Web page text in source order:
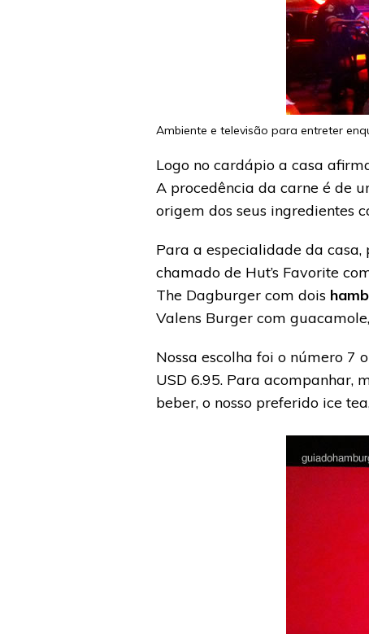
Ambiente e televisão para entreter
Logo no cardápio a casa
A procedência da carne é de
origem dos seus ingredientes
Para a especialidade da casa,
chamado de Hut’s Favorite
The Dagburger com dois
Valens Burger com
Nossa escolha foi o número 7
USD 6.95. Para acompanhar,
beber, o nosso preferido ice